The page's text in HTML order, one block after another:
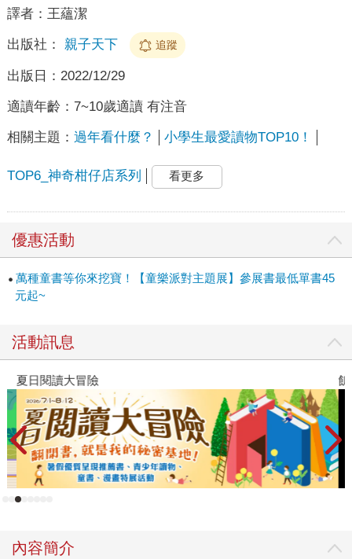
譯者： 王蘊潔
出版社： 親子天下 追蹤
出版日： 2022/12/29
適讀年齡： 7~10歲適讀 有注音
相關主題： 過年看什麼？ 小學生最愛讀物TOP10！
TOP6_神奇柑仔店系列 看更多
優惠活動
萬種童書等你來挖寶！【童樂派對主題展】參展書最低單書45
元起~
活動訊息
夏日閱讀大冒險 飢
內容簡介